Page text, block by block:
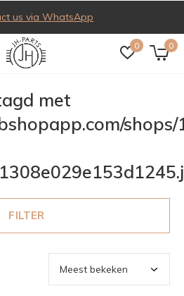
0 0
us via WhatsApp
met
FILTER